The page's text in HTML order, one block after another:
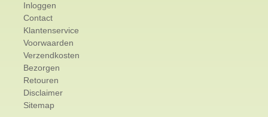
Inloggen
Contact
Klantenservice
Voorwaarden
Verzendkosten
Bezorgen
Retouren
Disclaimer
Sitemap